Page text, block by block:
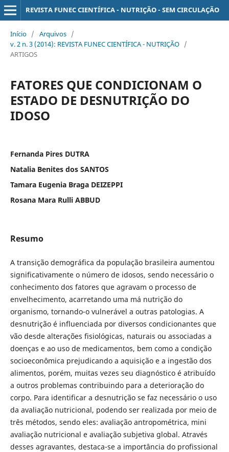
REVISTA FUNEC CIENTÍFICA - NUTRIÇÃO - SEM CIRCULAÇÃO
Início / Arquivos /
v. 2 n. 3 (2014): REVISTA FUNEC CIENTÍFICA - NUTRIÇÃO /
ARTIGOS
FATORES QUE CONDICIONAM O
ESTADO DE DESNUTRIÇÃO DO
IDOSO
Fernanda Pires DUTRA
Natalia Benites dos SANTOS
Tamara Eugenia Braga DEIZEPPI
Rosana Mara Rulli ABBUD
Resumo
A transição demográfica da população brasileira aumentou
significativamente o número de idosos, sendo necessário o
conhecimento dos fatores que agravam o processo de
envelhecimento, acarretando uma má nutrição do
organismo, tornando-o vulnerável a outras patologias. A
desnutrição é influenciada por diversos condicionantes que
vão desde alterações fisiológicas, naturais ou associadas a
doenças e ao uso de medicamentos, bem como a condição
socioeconômica prejudicando a aquisição e a ingestão dos
alimentos, porém, muitas vezes seu diagnóstico é atribuí­do
a outros problemas contribuindo para a deterioração do
corpo. Para identificar a desnutrição se faz necessário o uso
da avaliação nutricional, podendo ser realizada por meio de
três métodos, sendo eles: avaliação antropométrica, mini
avaliação nutricional e avaliação subjetiva global. Através
desses agravantes, destaca-se a importância do profissional